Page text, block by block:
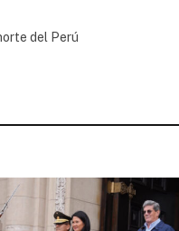
del Perú